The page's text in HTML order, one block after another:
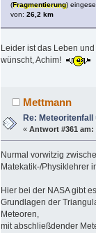
(Fragmentierung)
von: 26,2 km
Leider ist das Leben
wünscht, Achim!
Mettmann
Re: Meteoritenfall
«Antwort #361 am:
Nurmal vorwitzig
Matekatik-/Physiklehrer
Hier bei der NASA gibt
Grundlagen der
Meteoren,
mit abschließdender